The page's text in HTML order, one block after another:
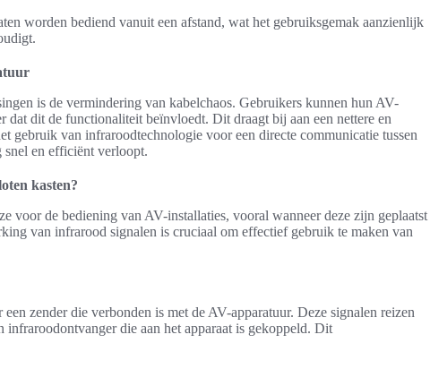
worden bediend vanuit een afstand, wat het gebruiksgemak aanzienlijk
is de vermindering van kabelchaos. Gebruikers kunnen hun AV-
dat dit de functionaliteit beïnvloedt. Dit draagt bij aan een nettere en
gebruik van infraroodtechnologie voor een directe communicatie tussen
snel en efficiënt verloopt.
kasten?
voor de bediening van AV-installaties, vooral wanneer deze zijn geplaatst
van infrarood signalen is cruciaal om effectief gebruik te maken van
zender die verbonden is met de AV-apparatuur. Deze signalen reizen
die aan het apparaat is gekoppeld. Dit